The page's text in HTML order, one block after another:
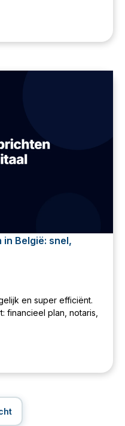
België: snel,
en super efficiënt.
financieel plan, notaris,